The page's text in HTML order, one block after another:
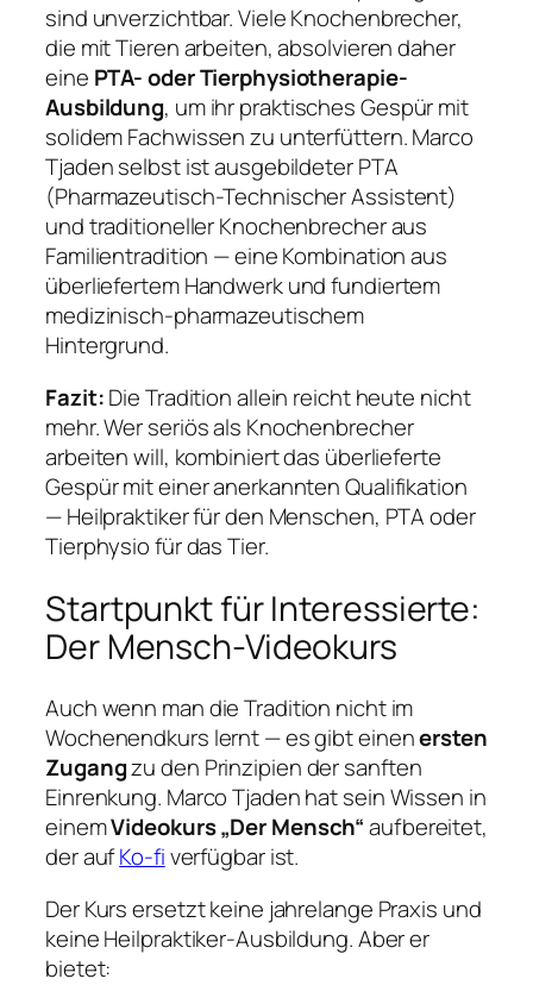
sind unverzichtbar. Viele Knochenbrecher,
die mit Tieren arbeiten, absolvieren daher
eine PTA- oder Tierphysiotherapie-
Ausbildung, um ihr praktisches Gespür mit
solidem Fachwissen zu unterfüttern. Marco
Tjaden selbst ist ausgebildeter PTA
(Pharmazeutisch-Technischer Assistent)
und traditioneller Knochenbrecher aus
Familientradition — eine Kombination aus
überliefertem Handwerk und fundiertem
medizinisch-pharmazeutischem
Hintergrund.
Fazit:Die Tradition allein reicht heute nicht
mehr. Wer seriös als Knochenbrecher
arbeiten will, kombiniert das überlieferte
Gespür mit einer anerkannten Qualifikation
— Heilpraktiker für den Menschen, PTA oder
Tierphysio für das Tier.
Startpunkt für Interessierte:
Der Mensch-Videokurs
Auch wenn man die Tradition nicht im
Wochenendkurs lernt — es gibt einenersten
Zugangzu den Prinzipien der sanften
Einrenkung. Marco Tjaden hat sein Wissen in
einemVideokurs „Der Mensch“aufbereitet,
der aufKo-fiverfügbar ist.
Der Kurs ersetzt keine jahrelange Praxis und
keine Heilpraktiker-Ausbildung. Aber er
bietet: